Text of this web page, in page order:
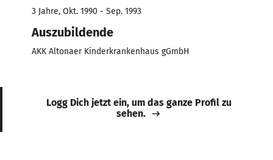
3 Jahre, Okt. 1990 - Sep. 1993
Auszubildende
AKK Altonaer Kinderkrankenhaus gGmbH
Logg Dich jetzt ein, um das ganze Profil zu
sehen.